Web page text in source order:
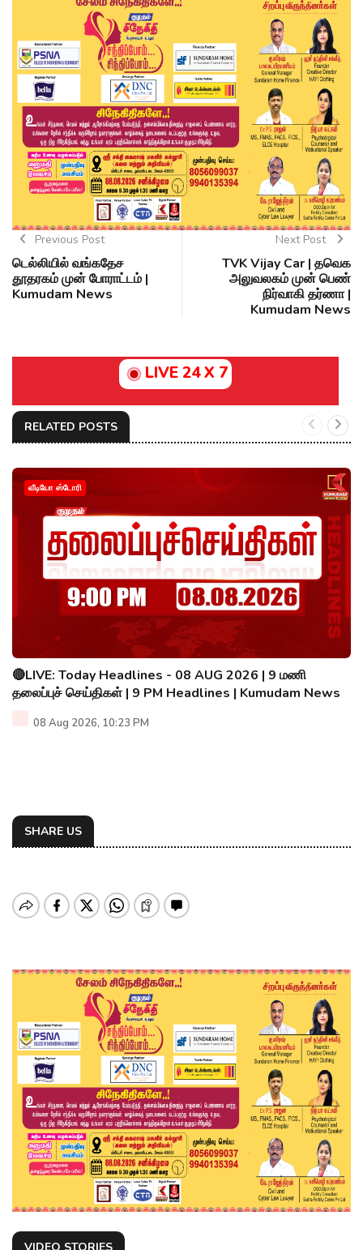
Previous Post
டெல்லியில் வங்கதேச
தூதரகம் முன் போராட்டம் |
Kumudam News
Next Post
TVK Vijay Car | தவெக
அலுவலகம் முன் பெண்
நிர்வாகி தர்ணா |
Kumudam News
LIVE 24 X 7
RELATED POSTS
வீடியோ ஸ்டோரி
🔴LIVE: Today Headlines - 08 AUG 2026 | 9 மணி
தலைப்புச் செய்திகள் | 9 PM Headlines | Kumudam News
08 Aug 2026, 10:23 PM
SHARE US